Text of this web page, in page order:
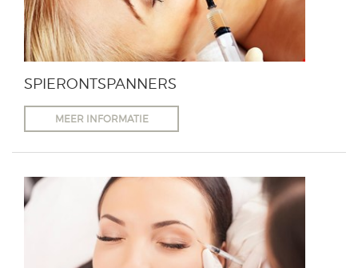
SPIERONTSPANNERS
MEER INFORMATIE